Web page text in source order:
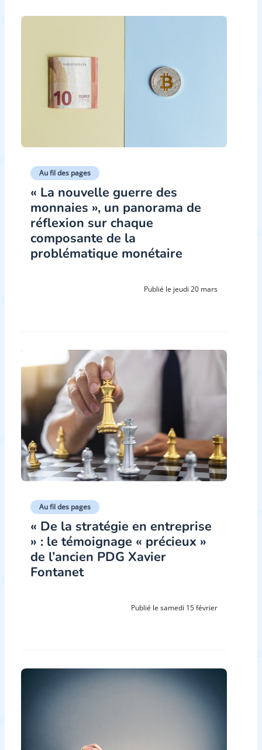
Au fil des pages
« La nouvelle guerre des
monnaies », un panorama de
réflexion sur chaque
composante de la
problématique monétaire
Publié le jeudi 20 mars
Au fil des pages
« De la stratégie en entreprise
» : le témoignage « précieux »
de l’ancien PDG Xavier
Fontanet
Publié le samedi 15 février